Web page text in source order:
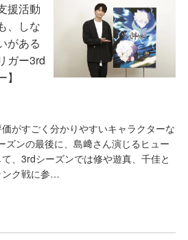
援活動
、しな
がある
ガー3rd
価がすごく分かりやすいキャラクターな
ンの最後に、島﨑さん演じるヒュー
、3rdシーズンでは修や遊真、千佳と
ンク戦に参…